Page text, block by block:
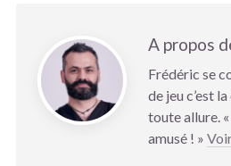
A propos
Frédéric se
de jeu c’est
toute allure.
amusé ! »